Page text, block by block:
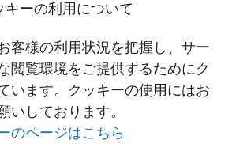
キーの利用について
客様の利用状況を把握し、サー
閲覧環境をご提供するためにク
います。クッキーの使用にはお
いしております。
のページはこちら
District, Shanghai, China
一覧へ